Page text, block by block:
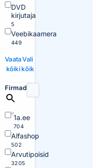
DVD
kirjutaja
5
Veebikaamera
449
Vaata
kõiki
Vali
kõik
Firmad
1a.ee
704
Alfashop
502
Arvutipoisid
3205